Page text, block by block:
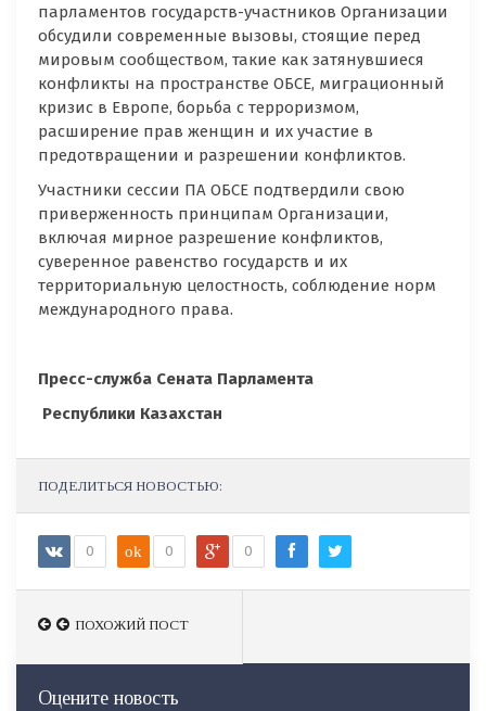
парламентов государств-участников Организации
обсудили современные вызовы, стоящие перед
мировым сообществом, такие как затянувшиеся
конфликты на пространстве ОБСЕ, миграционный
кризис в Европе, борьба с терроризмом,
расширение прав женщин и их участие в
предотвращении и разрешении конфликтов.
Участники сессии ПА ОБСЕ подтвердили свою
приверженность принципам Организации,
включая мирное разрешение конфликтов,
суверенное равенство государств и их
территориальную целостность, соблюдение норм
международного права.
Пресс-служба Сената Парламента
Республики Казахстан
ПОДЕЛИТЬСЯ НОВОСТЬЮ:
0 ok 0 0
ПОХОЖИЙ ПОСТ
ПОХОЖИЙ ПОСТ
Оцените новость